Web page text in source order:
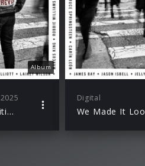
Album
2025
Forever (Legendary Edition)
Digital
We Made It